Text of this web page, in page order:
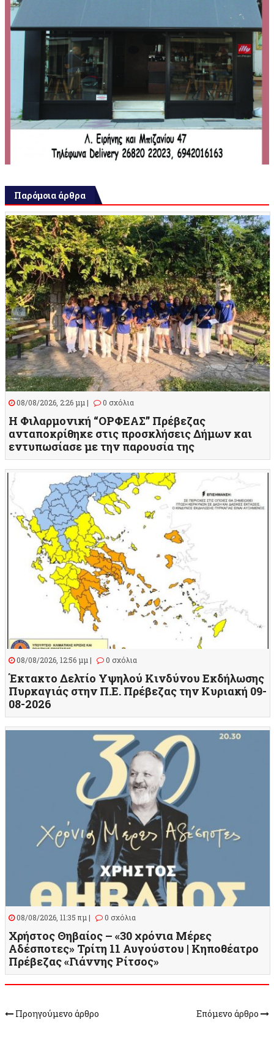
Παρόμοια άρθρα
08/08/2026, 2:26 μμ | 0 σχόλια
Η Φιλαρμονική “ΟΡΦΕΑΣ” Πρέβεζας
ανταποκρίθηκε στις προσκλήσεις Δήμων και
εντυπωσίασε με την παρουσία της
08/08/2026, 12:56 μμ | 0 σχόλια
Έκτακτο Δελτίο Υψηλού Κινδύνου Εκδήλωσης
Πυρκαγιάς στην Π.Ε. Πρέβεζας την Κυριακή 09-
08-2026
08/08/2026, 11:35 πμ | 0 σχόλια
Χρήστος Θηβαίος – «30 χρόνια Μέρες
Αδέσποτες» Τρίτη 11 Αυγούστου | Κηποθέατρο
Πρέβεζας «Γιάννης Ρίτσος»
Προηγούμενο άρθρο Επόμενο άρθρο